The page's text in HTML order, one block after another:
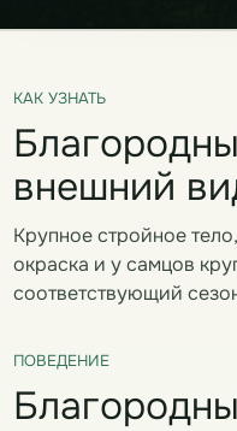
КАК УЗНАТЬ
внешний
Крупное стройное
окраска и у самцов
соответствующий
ПОВЕДЕНИЕ